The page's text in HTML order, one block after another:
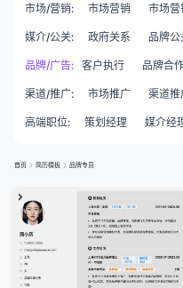
市场/营销: 市场营销 市场营
媒介/公关: 政府关系 品牌公
品牌/广告:
意策划 广告客户执行 品牌合
渠道/推广: 市场推广 渠道推
高端职位: 策划经理 媒介经
首页 简历模板 品牌专员